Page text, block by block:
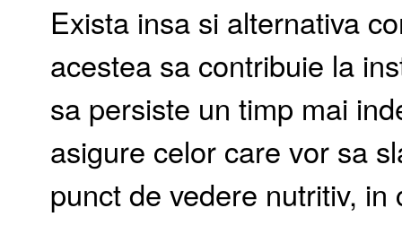
Exista insa si alternativa
acestea sa contribuie la
sa persiste un timp mai
asigure celor care vor sa
punct de vedere nutritiv,